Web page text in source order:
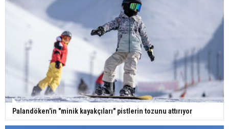
Palandöken'in "minik kayakçıları" pistlerin tozunu attırıyor